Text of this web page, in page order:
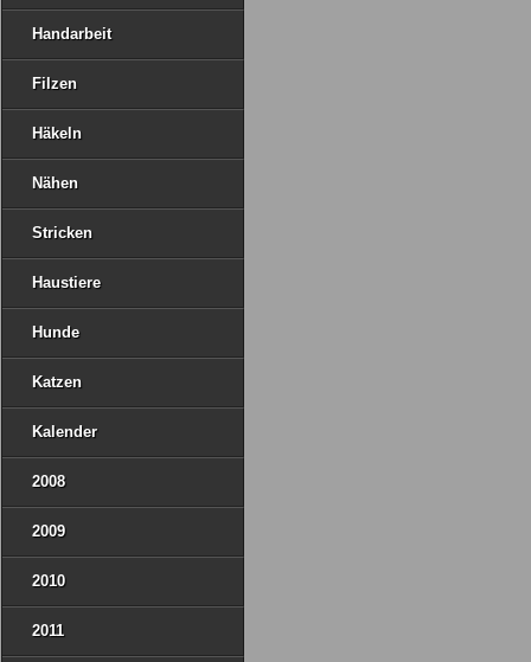
Handarbeit
Filzen
Häkeln
Nähen
Stricken
Haustiere
Hunde
Katzen
Kalender
2008
2009
2010
2011